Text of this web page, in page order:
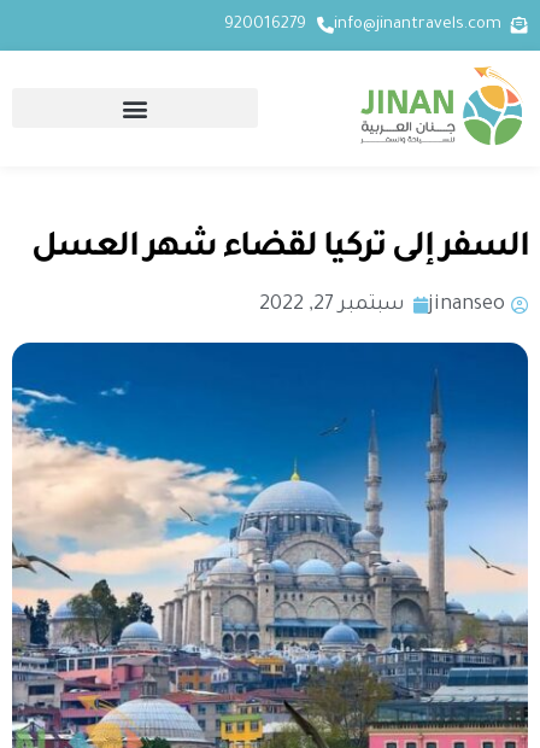
info@jinantravels.com
920016279
السفر إلى تركيا لقضاء شهر العسل
jinanseo سبتمبر 27, 2022